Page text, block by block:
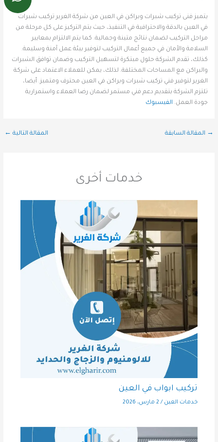
يتميز فنى تركيب شبرات وبراكن في العين من شركة الغرير تركيب شبرات
في العين بالدقة والاحترافية في التنفيذ، حيث يتم التركيز على كل مرحلة من
مراحل التركيب لضمان نتائج متينة وجمالية. كما يتم الالتزام بمعايير
السلامة والأمان في جميع أعمال التركيب لتوفير بيئة عمل آمنة وسليمة.
كذلك، تقدم الشركة حلول مبتكرة لتسهيل التركيب وضمان توافق الشبرات
والبراكن مع المساحات المختلفة. لذلك، يمكن للعملاء الاعتماد على شركة
الغرير لتوفير فني تركيب شبرات وبراكن في العين محترف ومتميز. أيضا،
تلتزم الشركة بتقديم دعم فني مستمر لضمان رضا العملاء واستمرارية
جودة العمل. الفيسبوك
→ المقالة السابقة المقالة التالية ←
خدمات أخرى
تركيب ابواب في العين
خدمات العين / 2 مارس، 2026